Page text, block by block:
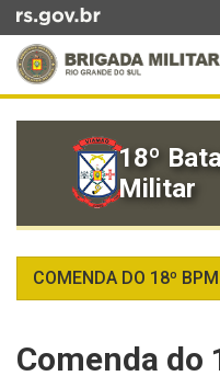
para
conteúdo
busca
18º
Militar
COMENDA DO 18º BPM
Comenda do